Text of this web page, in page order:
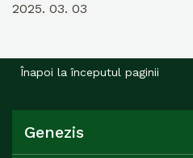
2025. 03. 03
Înapoi la începutul paginii
Genezis